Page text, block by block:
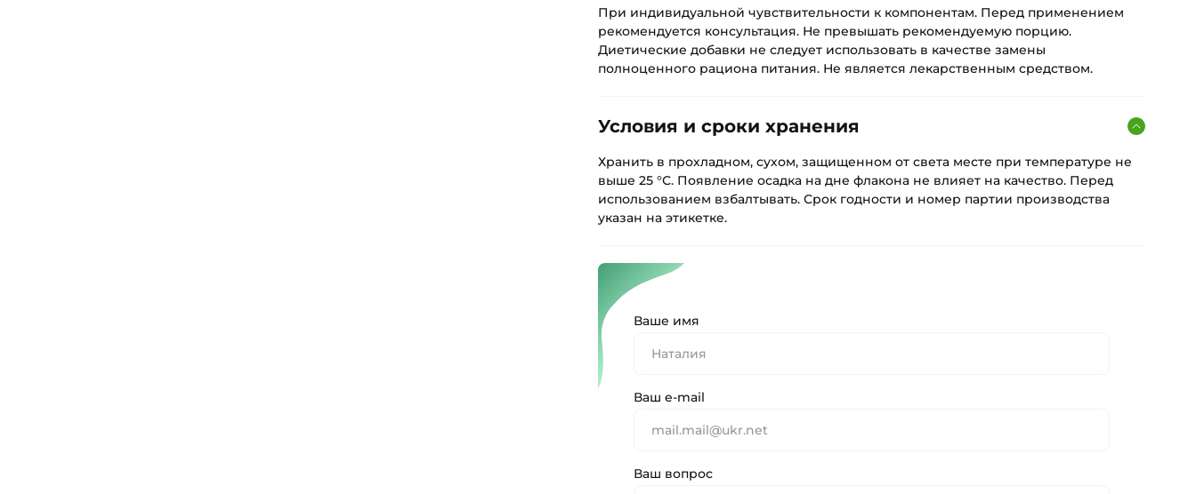
При индивидуальной чувствительности к компонентам. Перед применением
рекомендуется консультация. Не превышать рекомендуемую порцию.
Диетические добавки не следует использовать в качестве замены
полноценного рациона питания. Не является лекарственным средством.
Условия и сроки хранения
Хранить в прохладном, сухом, защищенном от света месте при температуре не
выше 25 °С. Появление осадка на дне флакона не влияет на качество. Перед
использованием взбалтывать. Срок годности и номер партии производства
указан на этикетке.
Ваше имя
Ваш e-mail
Ваш вопрос